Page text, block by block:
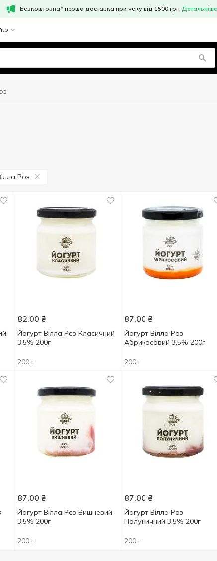
Безкоштовна* перша доставка при чеку від 1500 грн Детальніше
Роз
82.00 ₴
Йогурт Вілла Роз Класичний
3,5% 200г
200 г
87.00 ₴
Йогурт Вілла Роз
Абрикосовий 3,5% 200г
200 г
87.00 ₴
Йогурт Вілла Роз Вишневий
3,5% 200г
200 г
87.00 ₴
Йогурт Вілла Роз
Полуничний 3,5% 200г
200 г